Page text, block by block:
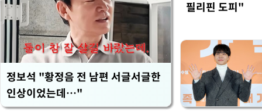
정보석 "황정음 전 남편 서글서글한
인상이었는데…"
필리핀 도피"